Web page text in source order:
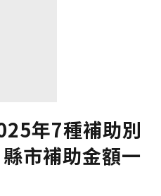
年7種補助別
市補助金額一